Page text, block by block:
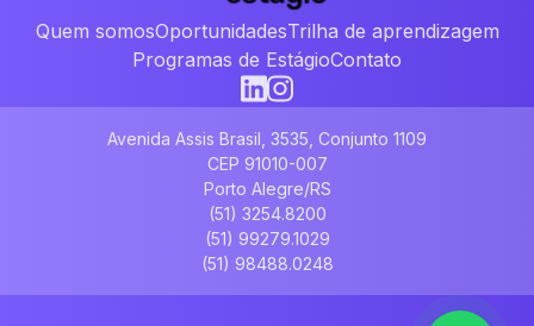
Quem somosOportunidadesTrilha de aprendizagem
Programas de EstágioContato
Avenida Assis Brasil, 3535, Conjunto 1109
CEP 91010-007
Porto Alegre/RS
(51) 3254.8200
(51) 99279.1029
(51) 98488.0248